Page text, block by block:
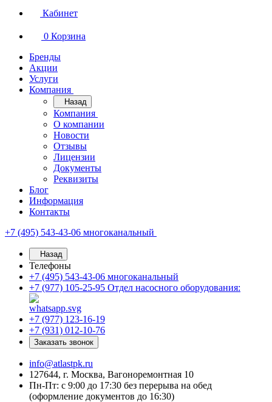
Кабинет
0 Корзина
Бренды
Акции
Услуги
Компания
Назад
Компания
О компании
Новости
Отзывы
Лицензии
Документы
Реквизиты
Блог
Информация
Контакты
+7 (495) 543-43-06 многоканальный
Назад
Телефоны
+7 (495) 543-43-06 многоканальный
+7 (977) 105-25-95 Отдел насосного оборудования:
+7 (977) 123-16-19
+7 (931) 012-10-76
Заказать звонок
info@atlastpk.ru
127644, г. Москва, Вагоноремонтная 10
Пн-Пт: с 9:00 до 17:30 без перерыва на обед
(оформление документов до 16:30)